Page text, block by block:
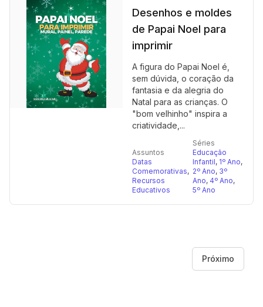
Desenhos e moldes
de Papai Noel para
imprimir
A figura do Papai Noel é,
sem dúvida, o coração da
fantasia e da alegria do
Natal para as crianças. O
"bom velhinho" inspira a
criatividade,...
Assuntos
Datas
Comemorativas,
Recursos
Educativos
Séries
Educação
Infantil, 1º Ano,
2º Ano, 3º
Ano, 4º Ano,
5º Ano
Próximo